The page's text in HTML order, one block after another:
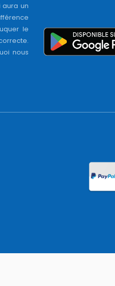
un
le
nous